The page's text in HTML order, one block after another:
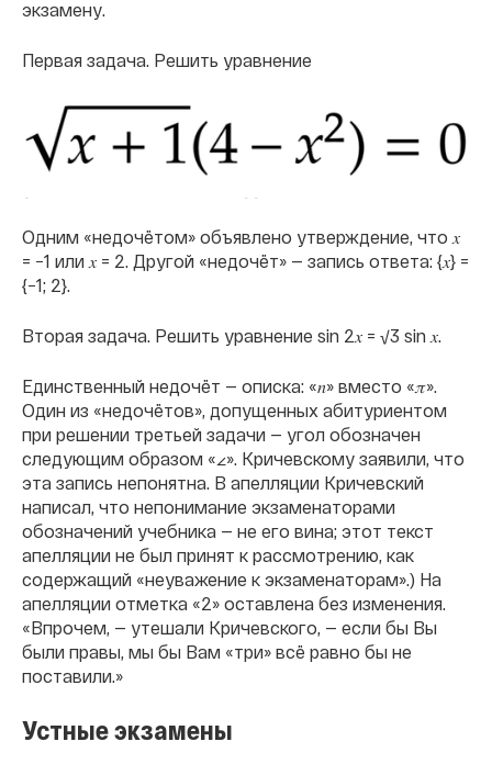
экзамену.
Первая задача. Решить уравнение
Одним «недочётом» объявлено утверждение, что 𝑥
= −1 или 𝑥 = 2. Другой «недочёт» — запись ответа: {𝑥} =
{−1; 2}.
Вторая задача. Решить уравнение sin 2𝑥 = √3 sin 𝑥.
Единственный недочёт — описка: «𝑛» вместо «𝜋».
Один из «недочётов», допущенных абитуриентом
при решении третьей задачи — угол обозначен
следующим образом «∠». Кричевскому заявили, что
эта запись непонятна. В апелляции Кричевский
написал, что непонимание экзаменаторами
обозначений учебника — не его вина; этот текст
апелляции не был принят к рассмотрению, как
содержащий «неуважение к экзаменаторам».) На
апелляции отметка «2» оставлена без изменения.
«Впрочем, — утешали Кричевского, — если бы Вы
были правы, мы бы Вам «три» всё равно бы не
поставили.»
Устные экзамены